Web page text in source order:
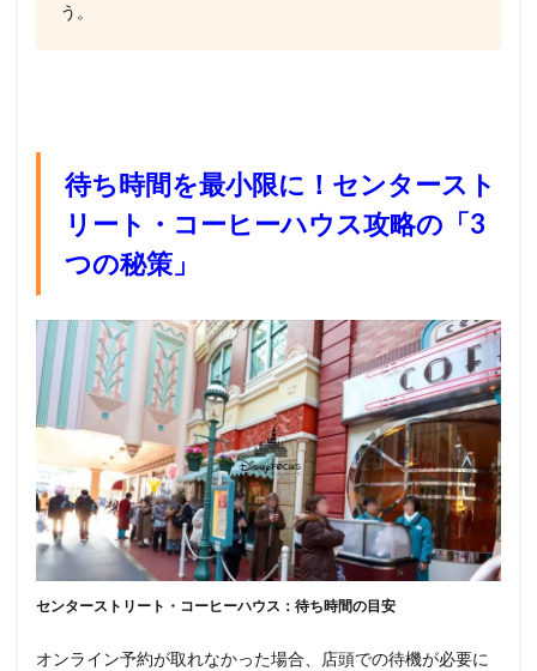
う。
待ち時間を最小限に！センタースト
リート・コーヒーハウス攻略の「3
つの秘策」
センターストリート・コーヒーハウス：待ち時間の目安
オンライン予約が取れなかった場合、店頭での待機が必要に